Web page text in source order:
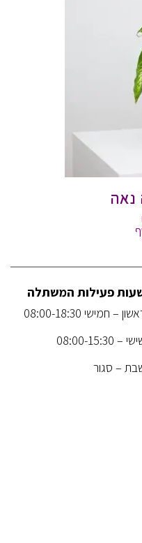
נאה
פעילות המשתלה
– חמישי 08:00-18:30
– 08:00-15:30
– סגור